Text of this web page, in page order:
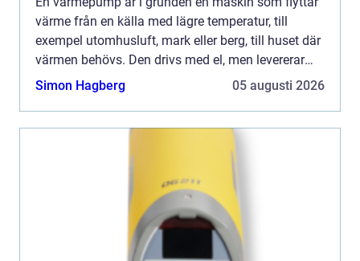
värme från en källa med lägre temperatur, till
exempel utomhusluft, mark eller berg, till huset där
värmen behövs. Den drivs med el, men levererar
flera gånger mer värme än den el som används.
Simon Hagberg 05 augusti 2026